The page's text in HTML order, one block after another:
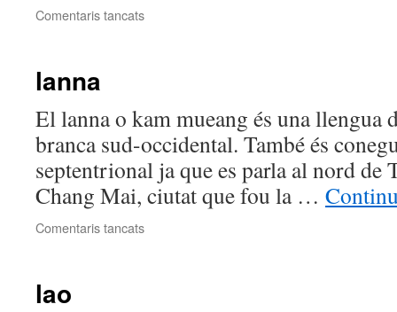
Comentaris tancatsa
lanna
El lanna o kam mueang és una llengua
branca sud-occidental. També és
septentrional ja que es parla al nord de
Chang Mai, ciutat que fou la …
Comentaris tancatsa
lao